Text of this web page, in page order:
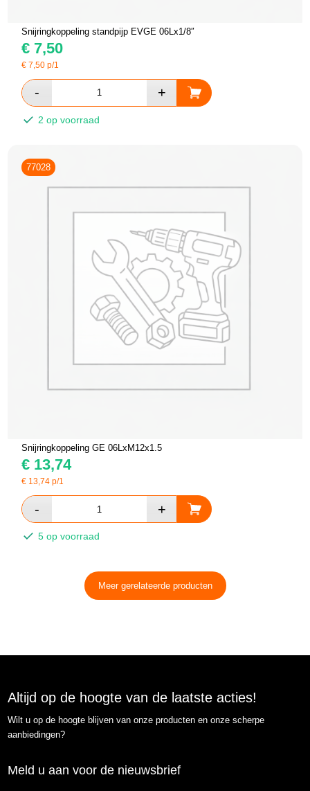
Snijringkoppeling standpijp EVGE 06Lx1/8″
€ 7,50
€7,50 p/1
2 op voorraad
77028
Snijringkoppeling GE 06LxM12x1.5
€ 13,74
€ 13,74 p/1
5 op voorraad
Meer gerelateerde producten
Altijd op de hoogte van de laatste acties!
Wilt u op de hoogte blijven van onze producten en onze scherpe
aanbiedingen?
Meld u aan voor de nieuwsbrief